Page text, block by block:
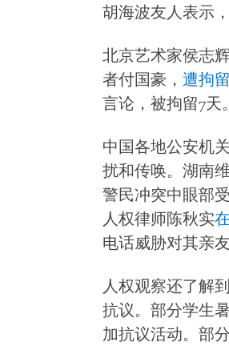
胡海波友人表示
北京艺术家侯志
者付国豪， 遭拘
言论，被拘留7天。
中国各地公安机
扰和传唤。湖南
警民冲突中眼部
人权律师陈秋实
电话威胁对其亲
人权观察还了解
抗议。部分学生
加抗议活动。部